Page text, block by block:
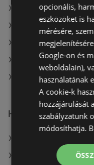
A(z) ÁRKLUB
A(z) Chef Market
A(z) AlphaZoo
A(z) Müller HU
A(z) Penny-Market
Hasonló
A(z) Metro ajánlatai
opcionális,
eszközöket is
mérésére,
Google-on és
weboldalain),
használatának
A cookie-k
hozzájárulását
szabályzatunk
módosíthatja.